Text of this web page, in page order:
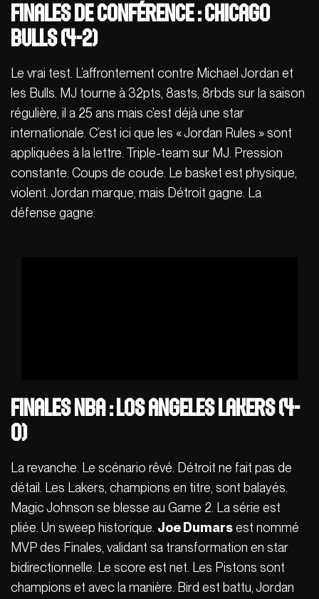
Finales de Conférence : Chicago
Bulls (4-2)
Le vrai test. L’affrontement contre Michael Jordan et
les Bulls. MJ tourne à 32pts, 8asts, 8rbds sur la saison
régulière, il a 25 ans mais c’est déjà une star
internationale. C’est ici que les « Jordan Rules » sont
appliquées à la lettre. Triple-team sur MJ. Pression
constante. Coups de coude. Le basket est physique,
violent. Jordan marque, mais Détroit gagne. La
défense gagne.
Finales NBA : Los Angeles Lakers (4-
0)
La revanche. Le scénario rêvé. Détroit ne fait pas de
détail. Les Lakers, champions en titre, sont balayés.
Magic Johnson se blesse au Game 2. La série est
pliée. Un sweep historique. Joe Dumarsest nommé
MVP des Finales, validant sa transformation en star
bidirectionnelle. Le score est net. Les Pistons sont
champions et avec la manière. Bird est battu, Jordan